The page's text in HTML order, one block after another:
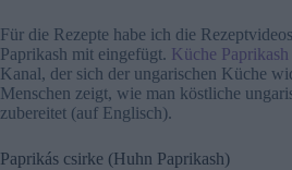
Für die Rezepte habe ich die
Paprikash mit eingefügt. Küche Paprikash
Kanal, der sich der ungarischen Küche
Menschen zeigt, wie man köstliche
zubereitet (auf Englisch).
Paprikás csirke (Huhn Paprikash)